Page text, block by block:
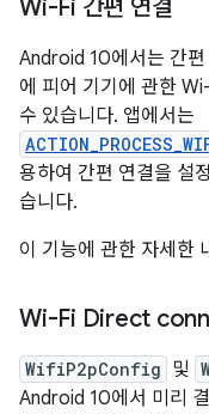
Wi-Fi 간편 연결
Android 10에서는 간
에 피어 기기에 관한
수 있습니다. 앱에서는
용하여 간편 연결을 설
습니다.
이 기능에 관한 자세한
Wi-Fi Direct
WifiP2pConfig 및
Android 10에서 미리